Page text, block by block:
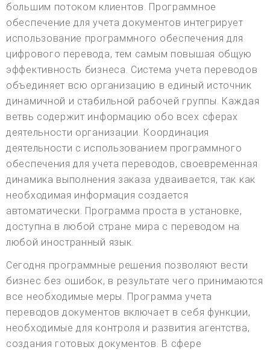
большим потоком клиентов. Программное
обеспечение для учета документов интегрирует
использование программного обеспечения для
цифрового перевода, тем самым повышая общую
эффективность бизнеса. Система учета переводов
объединяет всю организацию в единый источник
динамичной и стабильной рабочей группы. Каждая
ветвь содержит информацию обо всех сферах
деятельности организации. Координация
деятельности с использованием программного
обеспечения для учета переводов, своевременная
динамика выполнения заказа удваивается, так как
необходимая информация создается
автоматически. Программа проста в установке,
доступна в любой стране мира с переводом на
любой иностранный язык.
Сегодня программные решения позволяют вести
бизнес без ошибок, в результате чего принимаются
все необходимые меры. Программа учета
переводов документов включает в себя функции,
необходимые для контроля и развития агентства,
создания готовых документов. В сфере